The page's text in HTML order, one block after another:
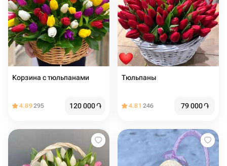
Корзина с тюльпанами
4.89295 120 000֏
Тюльпаны
4.81 246 79 000֏